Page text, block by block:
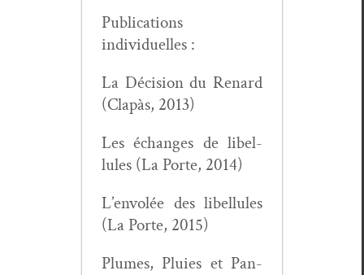
Pub­li­ca­tions
individuelles :
La Déci­sion du Renard
(Clapàs, 2013)
Les échanges de libel­
lules (La Porte, 2014)
L’envolée des libel­lules
(La Porte, 2015)
Plumes, Pluies et Pan­